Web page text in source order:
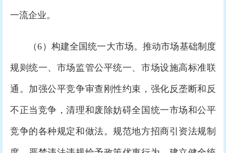
一流企业。
（6）构建全国统一大市场。推动市场基础制度
规则统一、市场监管公平统一、市场设施高标准联
通。加强公平竞争审查刚性约束，强化反垄断和反
不正当竞争，清理和废除妨碍全国统一市场和公平
竞争的各种规定和做法。规范地方招商引资法规制